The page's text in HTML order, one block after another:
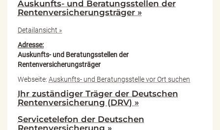
Auskunfts- und Beratungsstellen der
Rentenversicherungsträger »
Detailansicht »
Adresse:
Auskunfts- und Beratungsstellen der
Rentenversicherungsträger
Webseite: Auskunfts- und Beratungsstelle vor Ort suchen
Ihr zuständiger Träger der Deutschen
Rentenversicherung (DRV) »
Servicetelefon der Deutschen